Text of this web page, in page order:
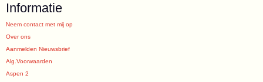
Informatie
Neem contact met mij op
Over ons
Aanmelden Nieuwsbrief
Alg.Voorwaarden
Aspen 2